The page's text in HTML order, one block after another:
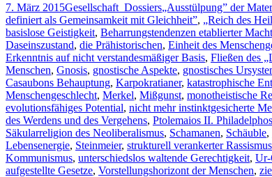
7. März 2015Gesellschaft_Dossiers„Ausstülpung” der
definiert als Gemeinsamkeit mit Gleichheit”, „Reich des
basislose Geistigkeit, Beharrungstendenzen etablierter
Daseinszustand, die Prähistorischen, Einheit des
Erkenntnis auf nicht verstandesmäßiger Basis, Fließen des
Menschen, Gnosis, gnostische Aspekte, gnostisches
Casaubons Behauptung, Karpokratianer, katastrophische
Menschengeschlecht, Merkel, Mißgunst, monotheistische
evolutionsfähiges Potential, nicht mehr instinktgesicherte
des Werdens und des Vergehens, Ptolemaios II. Philadelphos
Säkularreligion des Neoliberalismus, Schamanen, Schäuble,
Lebensenergie, Steinmeier, strukturell verankerter Rassismus
Kommunismus, unterschiedslos waltende Gerechtigkeit, Ur-
aufgestellte Gesetze, Vorstellungshorizont der Menschen,